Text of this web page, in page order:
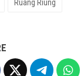
Ruang Riung